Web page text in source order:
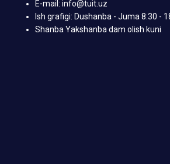
E-mail: info@tuit.uz
Ish grafigi: Dushanba - Juma 8:30 -
Shanba Yakshanba dam olish kuni